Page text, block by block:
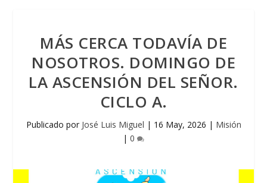
MÁS CERCA TODAVÍA DE
NOSOTROS. DOMINGO DE
LA ASCENSIÓN DEL SEÑOR.
CICLO A.
Publicado por José Luis Miguel | 16 May, 2026 | Misión
| 0